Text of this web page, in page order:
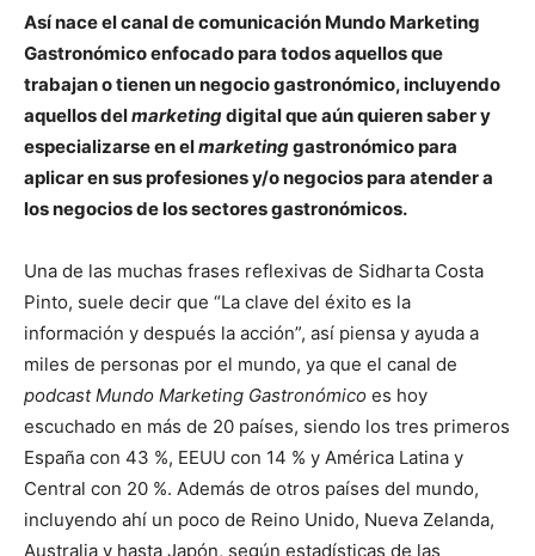
Así nace el canal de comunicación Mundo Marketing
Gastronómico enfocado para todos aquellos que
trabajan o tienen un negocio gastronómico, incluyendo
aquellos delmarketingdigital que aún quieren saber y
especializarse en elmarketinggastronómico para
aplicar en sus profesiones y/o negocios para atender a
los negocios de los sectores gastronómicos.
Una de las muchas frases reflexivas de Sidharta Costa
Pinto, suele decir que “La clave del éxito es la
información y después la acción”, así piensa y ayuda a
miles de personas por el mundo, ya que el canal de
podcast Mundo Marketing Gastronómico es hoy
escuchado en más de 20 países, siendo los tres primeros
España con 43 %, EEUU con 14 % y América Latina y
Central con 20 %. Además de otros países del mundo,
incluyendo ahí un poco de Reino Unido, Nueva Zelanda,
Australia y hasta Japón, según estadísticas de las